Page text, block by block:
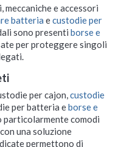
e accessori
batteria ecustodie per
sono presenti borse e
per proteggere singoli
per cajon custodie
per batteria eborse e
particolarmente comodi
una soluzione
permettono di